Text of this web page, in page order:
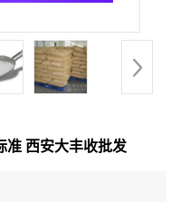
准 西安大丰收批发